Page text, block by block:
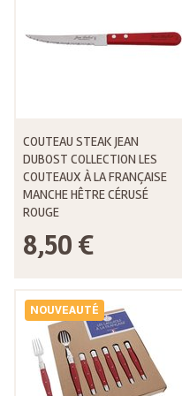
COUTEAU STEAK JEAN
DUBOST COLLECTION LES
COUTEAUX À LA FRANÇAISE
MANCHE HÊTRE CÉRUSÉ
ROUGE
8,50 €
NOUVEAUTÉ